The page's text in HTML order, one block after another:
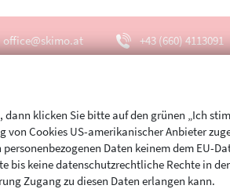
office@skimo.at +43 (660) 4113091
Menu
klicken Sie bitte auf den grünen „Ich
von Cookies US-amerikanischer Anbieter
Daten keinem dem EU-
bis keine datenschutzrechtliche Rechte in
Zugang zu diesen Daten erlangen kann.